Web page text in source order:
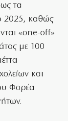
τα
2025, καθώς
«one-off»
με 100
και
Φορέα